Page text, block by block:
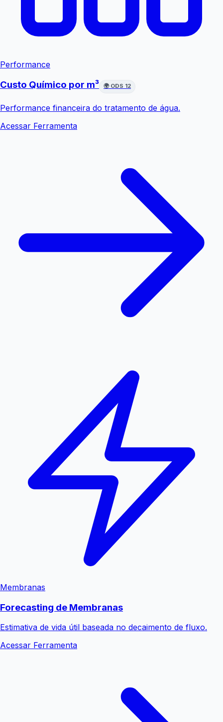
Performance
Custo Químico por m³ 🌍 ODS 12
Performance financeira do tratamento de água.
Acessar Ferramenta
Membranas
Forecasting de Membranas
Estimativa de vida útil baseada no decaimento de fluxo.
Acessar Ferramenta